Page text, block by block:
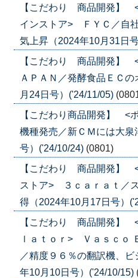
【こだわり 商品開発】
インストア> ＦＹＣ／自
気上昇（2024年10月31日
【こだわり 商品開発】
ＡＰＡＮ／発酵食品ＥＣ
月24日号）('24/11/05)
【こだわり商品開発】 <
機種発売／新ＣＭには大泉
号）('24/10/24) (0801)
【こだわり 商品開発】
ストア> ３ｃａｒａｔ／
得（2024年10月17日号）
【こだわり 商品開発】
ｌａｔｏｒ> Ｖａｓｃｏ
／精度９６％の翻訳機、
年10月10日号）('24/10/15)